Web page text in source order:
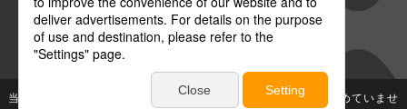
当社が著作権、著作隣接権を有する放送番組等の無断利用は認めていませ